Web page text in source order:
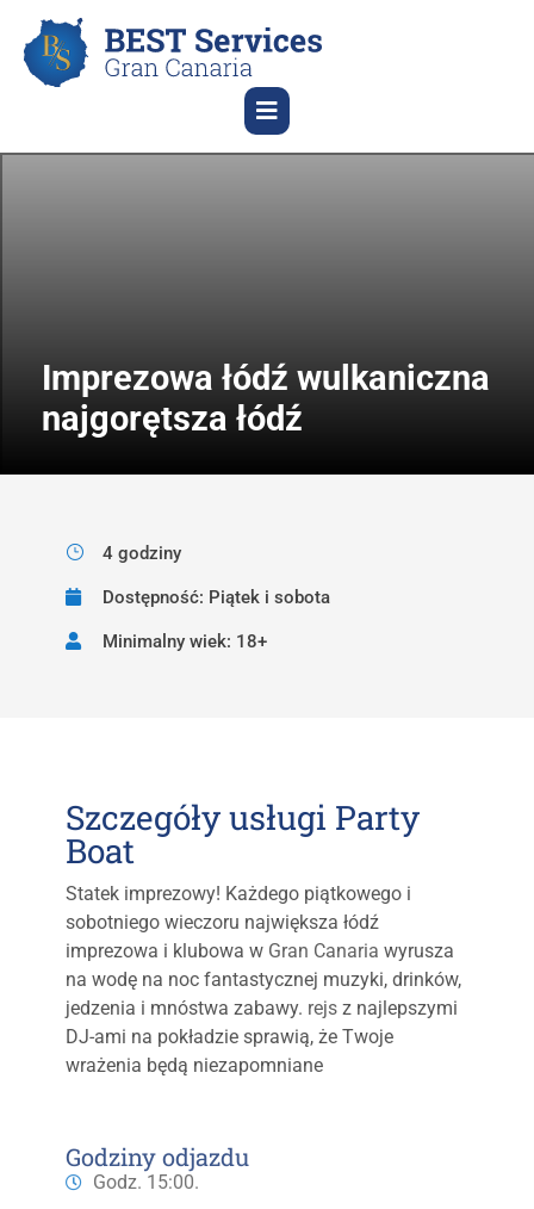
Imprezowa łódź wulkaniczna
najgorętsza łódź
4 godziny
Dostępność: Piątek i sobota
Minimalny wiek: 18+
Szczegóły usługi Party
Boat
Statek imprezowy! Każdego piątkowego i
sobotniego wieczoru największa łódź
imprezowa i klubowa w Gran Canaria wyrusza
na wodę na noc fantastycznej muzyki, drinków,
jedzenia i mnóstwa zabawy. rejs z najlepszymi
DJ-ami na pokładzie sprawią, że Twoje
wrażenia będą niezapomniane
Godziny odjazdu
Godz. 15:00.